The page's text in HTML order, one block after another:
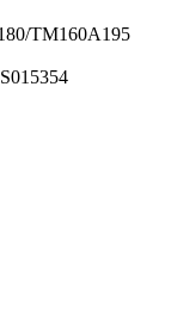
TM160A195